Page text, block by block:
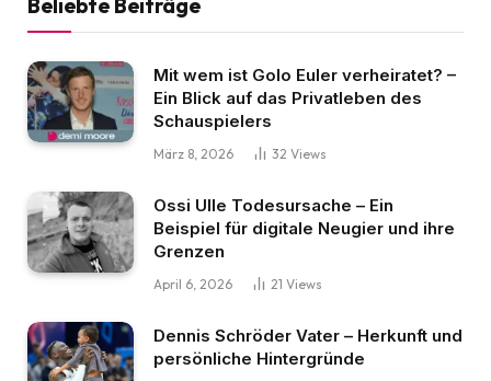
Mit wem ist Golo Euler verheiratet? –
Ein Blick auf das Privatleben des
Schauspielers
März 8, 2026 32 Views
Ossi Ulle Todesursache – Ein
Beispiel für digitale Neugier und ihre
Grenzen
April 6, 2026 21 Views
Dennis Schröder Vater – Herkunft und
persönliche Hintergründe